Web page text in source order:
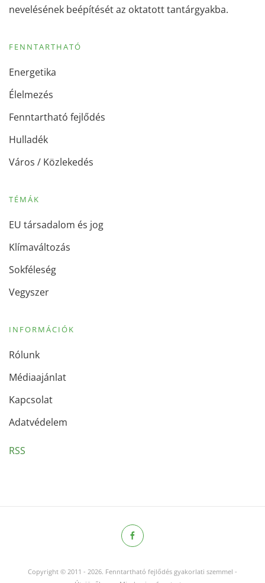
nevelésének beépítését az oktatott tantárgyakba.
FENNTARTHATÓ
Energetika
Élelmezés
Fenntartható fejlődés
Hulladék
Város / Közlekedés
TÉMÁK
EU társadalom és jog
Klímaváltozás
Sokféleség
Vegyszer
INFORMÁCIÓK
Rólunk
Médiaajánlat
Kapcsolat
Adatvédelem
RSS
Copyright © 2011 - 2026. Fenntartható fejlődés gyakorlati szemmel -